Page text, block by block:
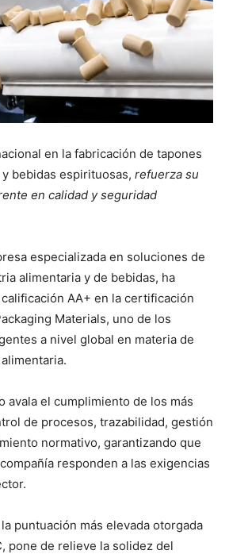
en la fabricación de tapones
bebidas espirituosas, refuerza su
en calidad y seguridad
especializada en soluciones de
alimentaria y de bebidas, ha
AA+ en la certificación
Materials, uno de los
a nivel global en materia de
avala el cumplimiento de los más
de procesos, trazabilidad, gestión
normativo, garantizando que
responden a las exigencias
puntuación más elevada otorgada
pone de relieve la solidez del